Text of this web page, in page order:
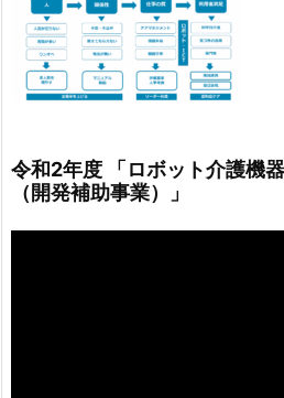
令和2年度 「ロボット介護機
（開発補助事業）」